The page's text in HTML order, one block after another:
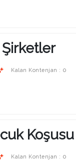
Şirketler
Kalan Kontenjan : 0
Koşusu
Kalan Kontenjan : 0
Kuruçeşme -
olarak